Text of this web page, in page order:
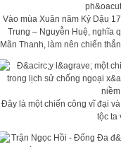
Vào mùa Xuân năm Kỷ Dậu
Trung – Nguyễn Huệ, nghĩa
Mãn Thanh, làm nên chiến
Đây là một chiến công vĩ đại
tộc ta